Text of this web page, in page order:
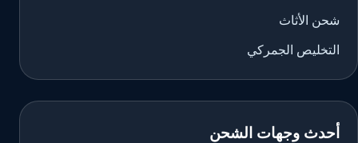
شحن الأثاث
التخليص الجمركي
أحدث وجهات الشحن